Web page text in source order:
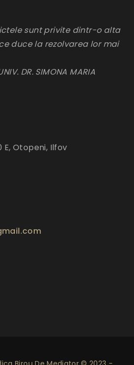
sunt privite dintr-o alta
duce la rezolvarea lor mai
DR. SIMONA MARIA
E, Otopeni, Ilfov